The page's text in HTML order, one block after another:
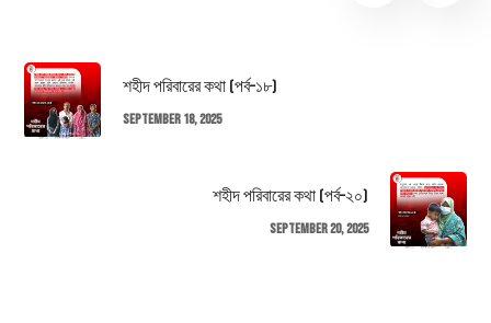
শহীদ পরিবারের কথা (পর্ব–১৮)
September 18, 2025
শহীদ পরিবারের কথা (পর্ব–২০)
September 20, 2025